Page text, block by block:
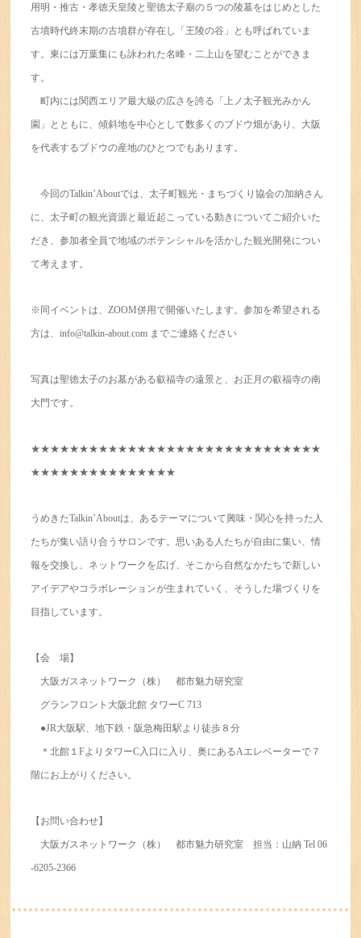
用明・推古・孝徳天皇陵と聖徳太子廟の５つの陵墓をはじめとした
古墳時代終末期の古墳群が存在し「王陵の谷」とも呼ばれていま
す。東には万葉集にも詠われた名峰・二上山を望むことができま
す。
町内には関西エリア最大級の広さを誇る「上ノ太子観光みかん
園」とともに、傾斜地を中心として数多くのブドウ畑があり、大阪
を代表するブドウの産地のひとつでもあります。
今回のTalkin’Aboutでは、太子町観光・まちづくり協会の加納さん
に、太子町の観光資源と最近起こっている動きについてご紹介いた
だき、参加者全員で地域のポテンシャルを活かした観光開発につい
て考えます。
※同イベントは、ZOOM併用で開催いたします。参加を希望される
方は、info@talkin-about.com までご連絡ください
写真は聖徳太子のお墓がある叡福寺の遠景と、お正月の叡福寺の南
大門です。
★★★★★★★★★★★★★★★★★★★★★★★★★★★★★★
★★★★★★★★★★★★★★★
うめきたTalkin’Aboutは、あるテーマについて興味・関心を持った人
たちが集い語り合うサロンです。思いある人たちが自由に集い、情
報を交換し、ネットワークを広げ、そこから自然なかたちで新しい
アイデアやコラボレーションが生まれていく、そうした場づくりを
目指しています。
【会 場】
大阪ガスネットワーク（株） 都市魅力研究室
グランフロント大阪北館 タワーC 713
●JR大阪駅、地下鉄・阪急梅田駅より徒歩８分
＊北館１FよりタワーC入口に入り、奥にあるAエレベーターで７
階にお上がりください。
【お問い合わせ】
大阪ガスネットワーク（株） 都市魅力研究室 担当：山納 Tel 06
-6205-2366